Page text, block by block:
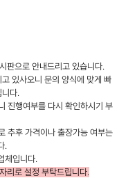
판으로 안내드리고 있습니다.
있사오니 문의 양식에 맞게 빠
다.
진행여부를 다시 확인하시기 부
추후 가격이나 출장가능 여부는
.
체입니다.
리로 설정 부탁드립니다.